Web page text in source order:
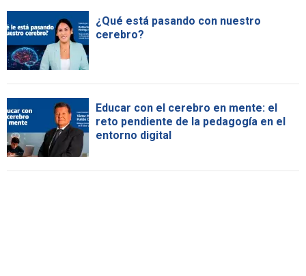
¿Qué está pasando con nuestro
cerebro?
Educar con el cerebro en mente: el
reto pendiente de la pedagogía en el
entorno digital